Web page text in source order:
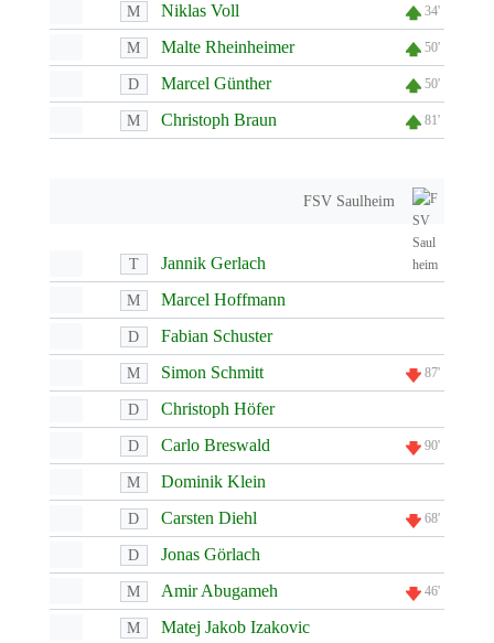
M Niklas Voll 34'
M Malte Rheinheimer 50'
D Marcel Günther 50'
M Christoph Braun 81'
FSV Saulheim
T Jannik Gerlach
M Marcel Hoffmann
D Fabian Schuster
M Simon Schmitt 87'
D Christoph Höfer
D Carlo Breswald 90'
M Dominik Klein
D Carsten Diehl 68'
D Jonas Görlach
M Amir Abugameh 46'
M Matej Jakob Izakovic